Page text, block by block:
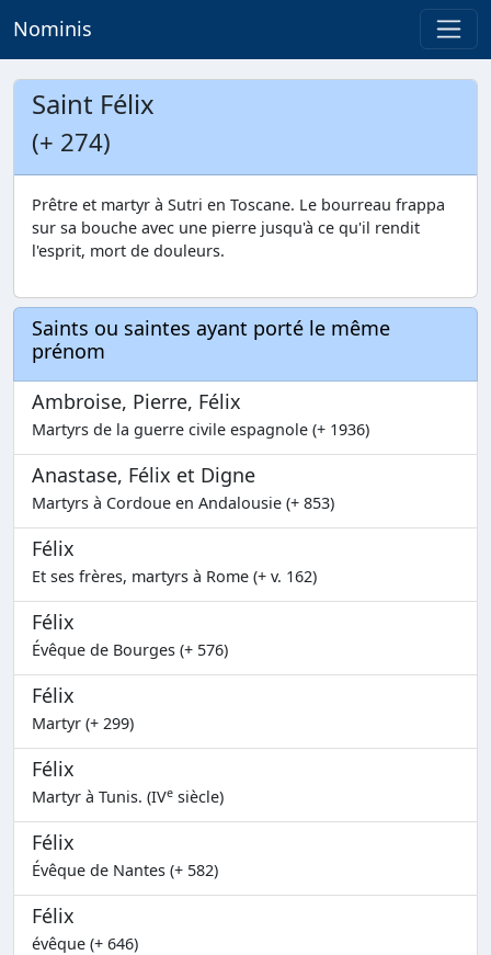
Nominis
Saint Félix
(+ 274)
Prêtre et martyr à Sutri en Toscane. Le bourreau frappa
sur sa bouche avec une pierre jusqu'à ce qu'il rendit
l'esprit, mort de douleurs.
Saints ou saintes ayant porté le même
prénom
Ambroise, Pierre, Félix
Martyrs de la guerre civile espagnole (+ 1936)
Anastase, Félix et Digne
Martyrs à Cordoue en Andalousie (+ 853)
Félix
Et ses frères, martyrs à Rome (+ v. 162)
Félix
Évêque de Bourges (+ 576)
Félix
Martyr (+ 299)
Félix
Martyr à Tunis. (IVe siècle)
Félix
Évêque de Nantes (+ 582)
Félix
évêque (+ 646)